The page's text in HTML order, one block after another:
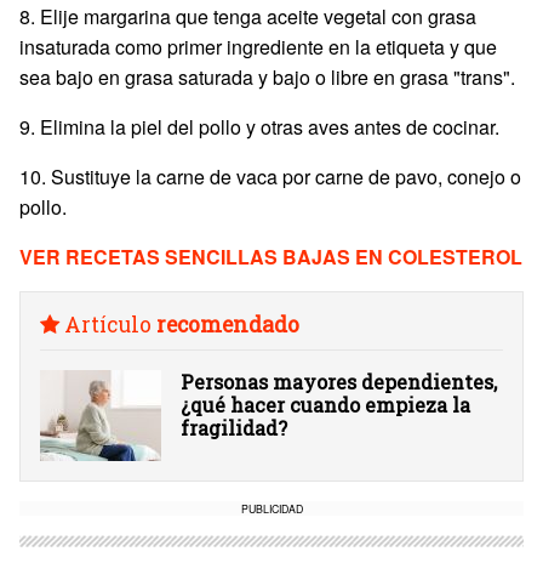
8. Elije margarina que tenga aceite vegetal con grasa
insaturada como primer ingrediente en la etiqueta y que
sea bajo en grasa saturada y bajo o libre en grasa "trans".
9. Elimina la piel del pollo y otras aves antes de cocinar.
10. Sustituye la carne de vaca por carne de pavo, conejo o
pollo.
VER RECETAS SENCILLAS BAJAS EN COLESTEROL
Artículo recomendado
Personas mayores dependientes,
¿qué hacer cuando empieza la
fragilidad?
PUBLICIDAD